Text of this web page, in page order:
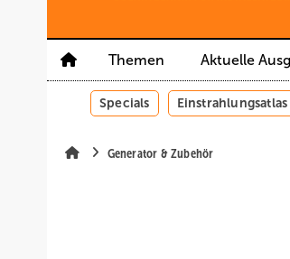
Themen Aktuelle
Specials Einstrahlungsatlas
Generator & Zubehör